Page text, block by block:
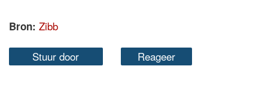
Bron: Zibb
Stuur door Reageer